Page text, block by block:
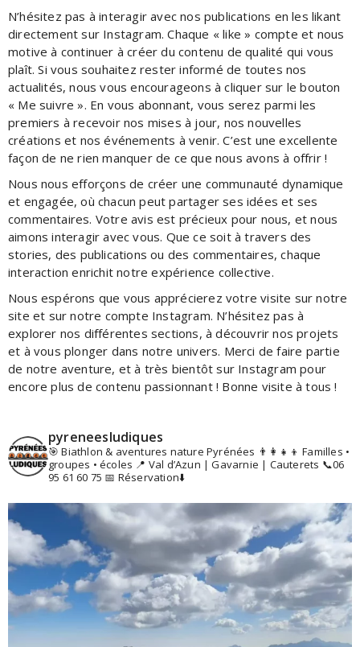
N’hésitez pas à interagir avec nos publications en les likant
directement sur Instagram. Chaque « like » compte et nous
motive à continuer à créer du contenu de qualité qui vous
plaît. Si vous souhaitez rester informé de toutes nos
actualités, nous vous encourageons à cliquer sur le bouton
« Me suivre ». En vous abonnant, vous serez parmi les
premiers à recevoir nos mises à jour, nos nouvelles
créations et nos événements à venir. C’est une excellente
façon de ne rien manquer de ce que nous avons à offrir !
Nous nous efforçons de créer une communauté dynamique
et engagée, où chacun peut partager ses idées et ses
commentaires. Votre avis est précieux pour nous, et nous
aimons interagir avec vous. Que ce soit à travers des
stories, des publications ou des commentaires, chaque
interaction enrichit notre expérience collective.
Nous espérons que vous apprécierez votre visite sur notre
site et sur notre compte Instagram. N’hésitez pas à
explorer nos différentes sections, à découvrir nos projets
et à vous plonger dans notre univers. Merci de faire partie
de notre aventure, et à très bientôt sur Instagram pour
encore plus de contenu passionnant ! Bonne visite à tous !
pyreneesludiques
🎯 Biathlon & aventures nature Pyrénées 👨‍👩‍👧‍👦 Familles •
groupes • écoles 📍 Val d’Azun | Gavarnie | Cauterets 📞06
95 61 60 75 📅 Réservation⬇️